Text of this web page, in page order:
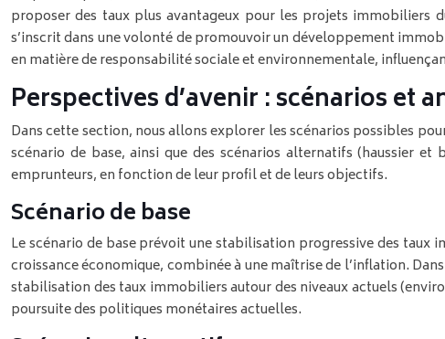
proposer des taux plus avantageux pour les projets immobiliers
s’inscrit dans une volonté de promouvoir un développement
en matière de responsabilité sociale et environnementale,
Perspectives d’avenir : scénarios et
Dans cette section, nous allons explorer les scénarios possibles
scénario de base, ainsi que des scénarios alternatifs (haussier
emprunteurs, en fonction de leur profil et de leurs objectifs.
Scénario de base
Le scénario de base prévoit une stabilisation progressive des
croissance économique, combinée à une maîtrise de l’inflation.
stabilisation des taux immobiliers autour des niveaux actuels
poursuite des politiques monétaires actuelles.